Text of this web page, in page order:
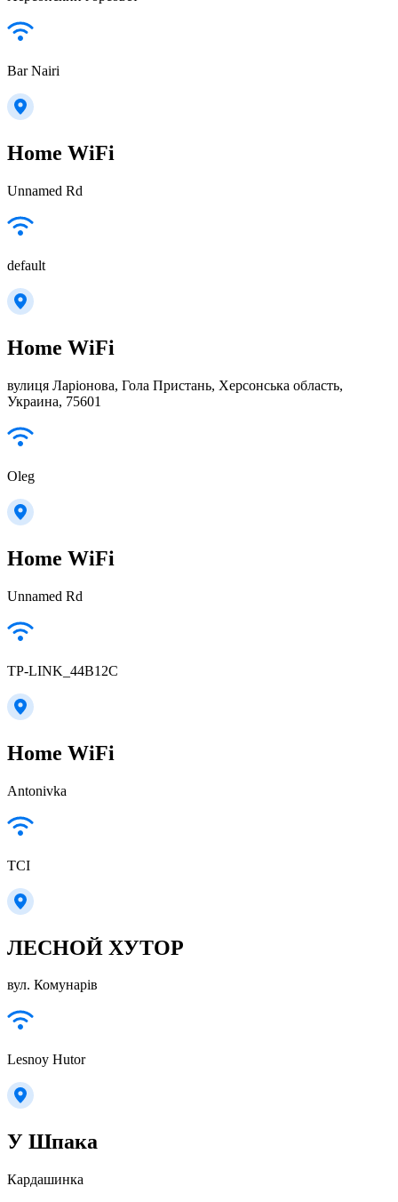
Bar Nairi
Home WiFi
Unnamed Rd
default
Home WiFi
вулиця Ларіонова, Гола Пристань, Херсонська область,
Украина, 75601
Oleg
Home WiFi
Unnamed Rd
TP-LINK_44B12C
Home WiFi
Antonivka
TCI
ЛЕСНОЙ ХУТОР
вул. Комунарів
Lesnoy Hutor
У Шпака
Кардашинка